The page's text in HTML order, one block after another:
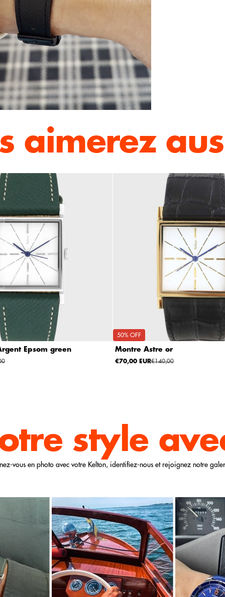
aimerez
Epsom green
50% OFF
Montre Astre or
€70,00 EUR€140,00
style
vous en photo avec votre Kelton, identifiez-nous et rejoignez notre